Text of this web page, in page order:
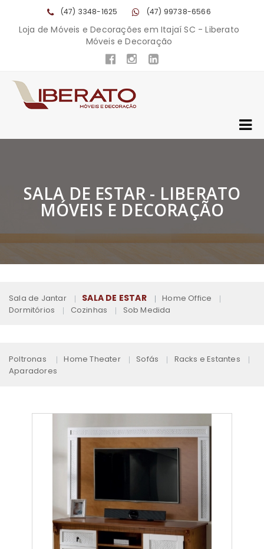
(47) 3348-1625 (47) 99738-6566
Loja de Móveis e Decorações em Itajaí SC - Liberato
Móveis e Decoração
SALA DE ESTAR - LIBERATO
MÓVEIS E DECORAÇÃO
Sala de Jantar SALA DE ESTAR
Home Office
Dormitórios
Cozinhas Sob Medida
Poltronas Home Theater Sofás
Racks e Estantes
Aparadores